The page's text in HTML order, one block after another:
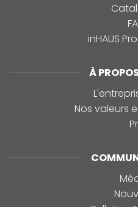
inHAUS
À
Nos valeurs